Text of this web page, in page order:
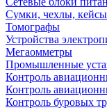
Сумки, чехлы, кейсы
Томографы
Устройства
Мегаомметры
Промышленные
Контроль
Контроль
Контроль буровых